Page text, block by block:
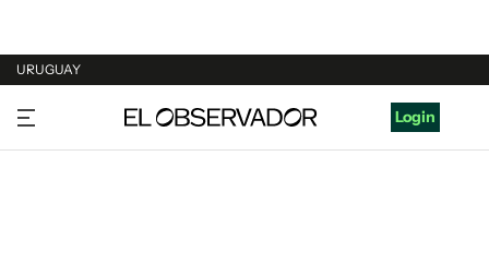
URUGUAY
URUGUAY
ARGENTINA
Login